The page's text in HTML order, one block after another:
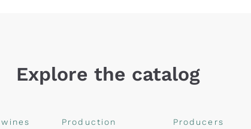
Explore the catalog
Production
Producers